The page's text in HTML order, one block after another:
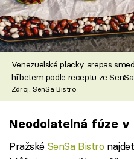
Venezuelské placky arepas
hřbetem podle receptu ze
Zdroj: SenSa Bistro
Neodolatelná fúze
Pražské SenSa Bistro